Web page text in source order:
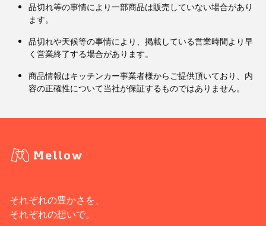
品切れ等の事情により一部商品は販売していない場合があり
ます。
品切れや天候等の事情により、掲載している営業時間より早
く営業終了する場合があります。
商品情報はキッチンカー事業者様からご提供頂いており、内
容の正確性について当社が保証するものではありません。
それぞれの豊かさを、
それぞれの想いで。